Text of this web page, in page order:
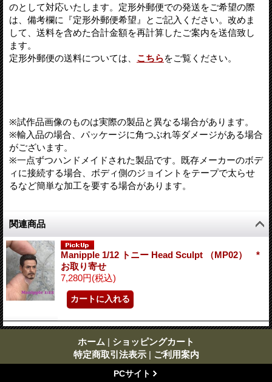
のとして対応いたします。定形外郵便での発送をご希望の際
は、備考欄に『定形外郵便希望』とご記入ください。改めま
して、送料を含めた合計金額を再計算したご案内を送信致し
ます。
定形外郵便の送料については、 こちらをご覧ください。
※試作品画像のものは実際の製品と異なる場合があります。
※輸入品の場合、パッケージに角つぶれ等ダメージがある場合
がございます。
※一点ずつハンドメイドされた製品です。既存メーカーのボデ
ィに接続する場合、ボディ側のジョイントをテープで太らせ
るなど簡単な加工を要する場合があります。
関連商品
Manipple 1/12 トニー Head Sculpt （MP02） *
お取り寄せ
7,280円(税込)
ホーム | ショッピングカート
特定商取引法表示 | ご利用案内
PCサイト